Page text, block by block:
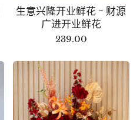
生意兴隆开业鲜花 - 财源
广进开业鲜花
239.00